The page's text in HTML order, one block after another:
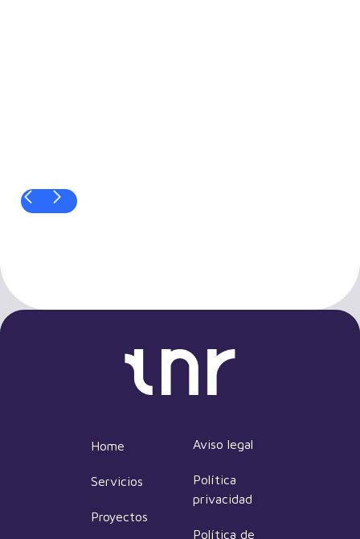
Home
Servicios
Proyectos
Aviso legal
Política
privacidad
Política de